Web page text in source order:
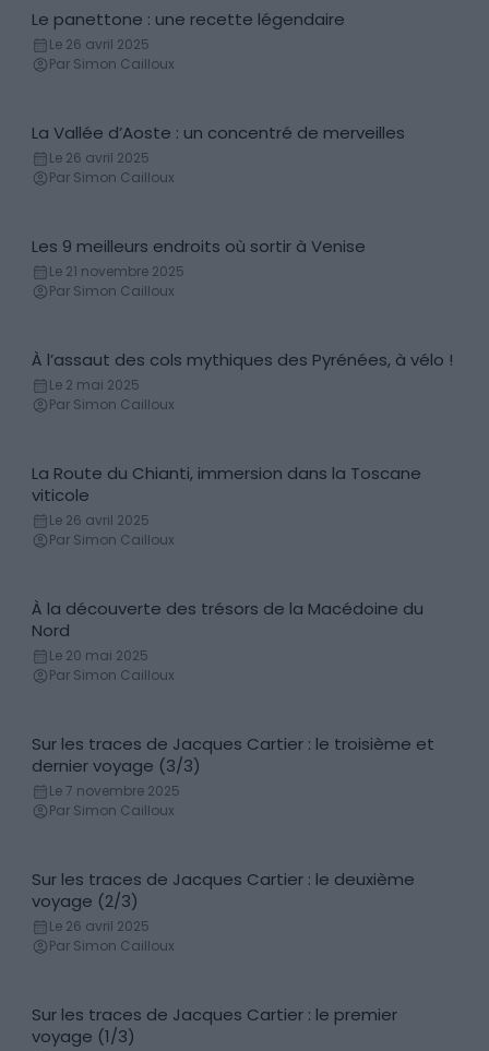
Histoire & anecdotes
Le panettone : une recette légendaire
Le 26 avril 2025
Par Simon Cailloux
Découvertes
La Vallée d’Aoste : un concentré de merveilles
Le 26 avril 2025
Par Simon Cailloux
Bars et restaurants
Les 9 meilleurs endroits où sortir à Venise
Le 21 novembre 2025
Par Simon Cailloux
Découvertes
À l’assaut des cols mythiques des Pyrénées, à vélo !
Le 2 mai 2025
Par Simon Cailloux
Découvertes
La Route du Chianti, immersion dans la Toscane
viticole
Le 26 avril 2025
Par Simon Cailloux
Découvertes
À la découverte des trésors de la Macédoine du
Nord
Le 20 mai 2025
Par Simon Cailloux
Histoire & anecdotes
Sur les traces de Jacques Cartier : le troisième et
dernier voyage (3/3)
Le 7 novembre 2025
Par Simon Cailloux
Histoire & anecdotes
Sur les traces de Jacques Cartier : le deuxième
voyage (2/3)
Le 26 avril 2025
Par Simon Cailloux
Histoire & anecdotes
Sur les traces de Jacques Cartier : le premier
voyage (1/3)